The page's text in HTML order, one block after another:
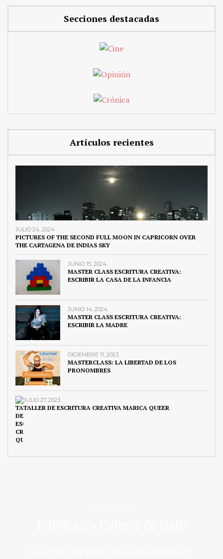
Secciones destacadas
Artículos recientes
JULIO 24, 2024
PICTURES OF THE SECOND FULL MOON IN CAPRICORN OVER
THE CARTAGENA DE INDIAS SKY
JUNIO 15, 2024
MASTER CLASS ESCRITURA CREATIVA:
ESCRIBIR LA CASA DE LA INFANCIA
JUNIO 14, 2024
MASTER CLASS ESCRITURA CREATIVA:
ESCRIBIR LA MADRE
DICIEMBRE 11, 2023
MASTERCLASS: LA LIBERTAD DE LOS
PRONOMBRES
JULIO 27, 2023
TALLER DE ESCRITURA CREATIVA MARICA QUEER